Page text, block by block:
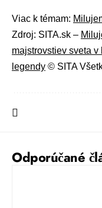
Viac k témam:
Zdroj: SITA.sk –
majstrovstiev sveta
legendy © SITA
Odporúčané